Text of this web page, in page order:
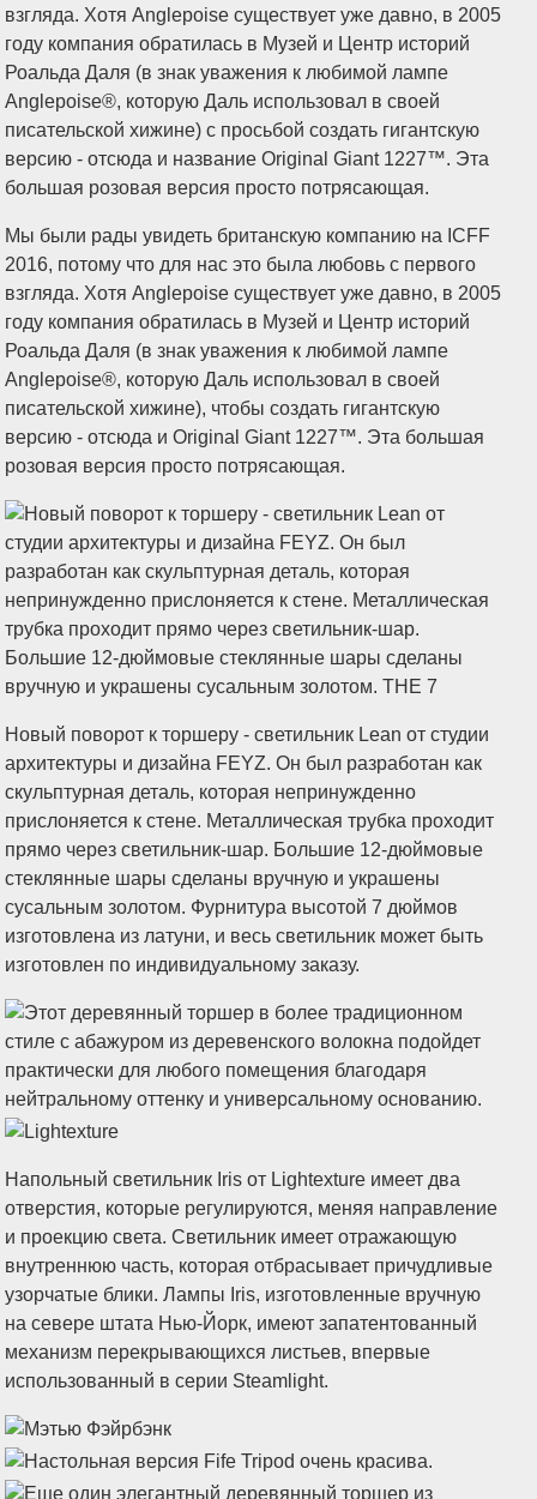
Мы были рады увидеть британскую компанию на ICFF
2016, потому что для нас это была любовь с первого
взгляда. Хотя Anglepoise существует уже давно, в 2005
году компания обратилась в Музей и Центр историй
Роальда Даля (в знак уважения к любимой лампе
Anglepoise®, которую Даль использовал в своей
писательской хижине), чтобы создать гигантскую
версию - отсюда и Original Giant 1227™. Эта большая
розовая версия просто потрясающая.
Новый поворот к торшеру - светильник Lean от студии
архитектуры и дизайна FEYZ. Он был разработан как
скульптурная деталь, которая непринужденно
прислоняется к стене. Металлическая трубка проходит
прямо через светильник-шар. Большие 12-дюймовые
стеклянные шары сделаны вручную и украшены
сусальным золотом. Фурнитура высотой 7 дюймов
изготовлена из латуни, и весь светильник может быть
изготовлен по индивидуальному заказу.
Напольный светильник Iris от Lightexture имеет два
отверстия, которые регулируются, меняя направление
и проекцию света. Светильник имеет отражающую
внутреннюю часть, которая отбрасывает причудливые
узорчатые блики. Лампы Iris, изготовленные вручную
на севере штата Нью-Йорк, имеют запатентованный
механизм перекрывающихся листьев, впервые
использованный в серии Steamlight.